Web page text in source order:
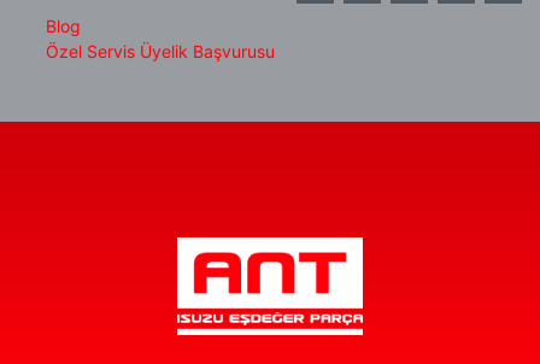
Blog
Özel Servis Üyelik Başvurusu